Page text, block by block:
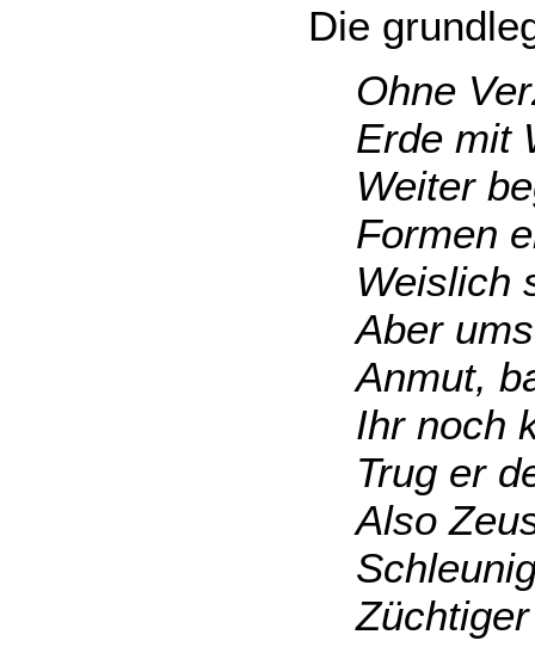
Die
Ohne
Erde mit
Weiter
Formen
Weislich
Aber
Anmut,
Ihr noch
Trug er
Also